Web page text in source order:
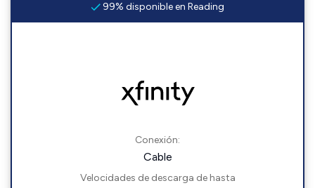
99% disponible en Reading
Conexión:
Cable
Velocidades de descarga de hasta